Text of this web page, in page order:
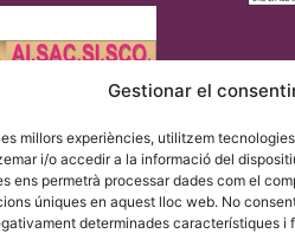
Gestionar el
millors experiències, utilitzem
i/o accedir a la informació del
ens permetrà processar dades com el
úniques en aquest lloc web. No
determinades característiques i
UE 2016/679 (RGPD).
& Escoliosis de Barcelona amb el